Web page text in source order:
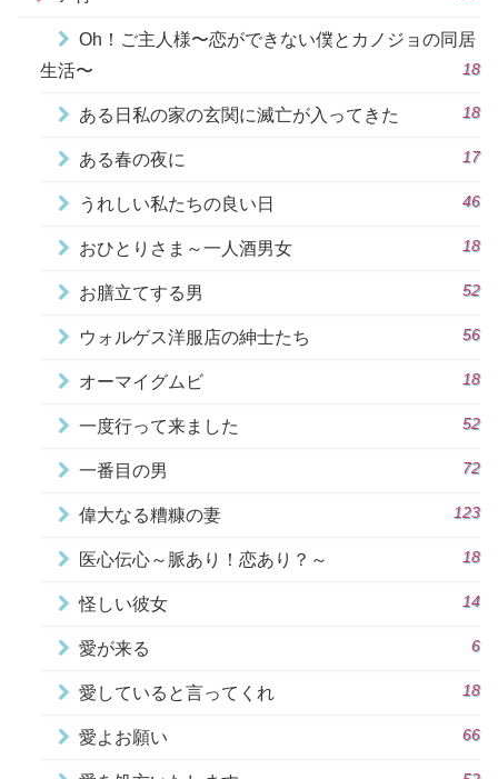
Oh！ご主人様〜恋ができない僕とカノジョの同居
生活〜
18
ある日私の家の玄関に滅亡が入ってきた 18
ある春の夜に 17
うれしい私たちの良い日 46
おひとりさま～一人酒男女 18
お膳立てする男 52
ウォルゲス洋服店の紳士たち 56
オーマイグムビ 18
一度行って来ました 52
一番目の男 72
偉大なる糟糠の妻 123
医心伝心～脈あり！恋あり？～ 18
怪しい彼女 14
愛が来る 6
愛していると言ってくれ 18
愛よお願い 66